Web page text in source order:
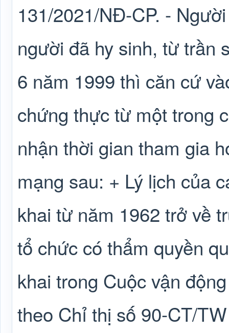
131/2021/NĐ-CP. -
người đã hy sinh, từ trần
6 năm 1999 thì căn cứ
chứng thực từ một trong
nhận thời gian tham gia
mạng sau: + Lý lịch của
khai từ năm 1962 trở về
tổ chức có thẩm quyền
khai trong Cuộc vận
theo Chỉ thị số 90-CT/